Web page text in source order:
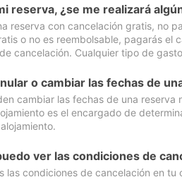
reserva, ¿se me realizará
reserva con cancelación gratis, no
o no es reembolsable, pagarás el
cancelación. Cualquier tipo de
o cambiar las fechas de
cambiar las fechas de una reserva
es el encargado de
ver las condiciones de
las condiciones de cancelación en tu